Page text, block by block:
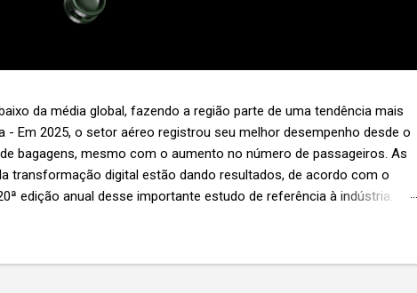
da média global, fazendo a região parte de uma tendência mais
Em 2025, o setor aéreo registrou seu melhor desempenho desde o
bagagens, mesmo com o aumento no número de passageiros. As
transformação digital estão dando resultados, de acordo com o
edição anual desse importante estudo de referência à indústria. (©
uma mala extraviada anula o lucro de mais de 30 assentos vendidos,